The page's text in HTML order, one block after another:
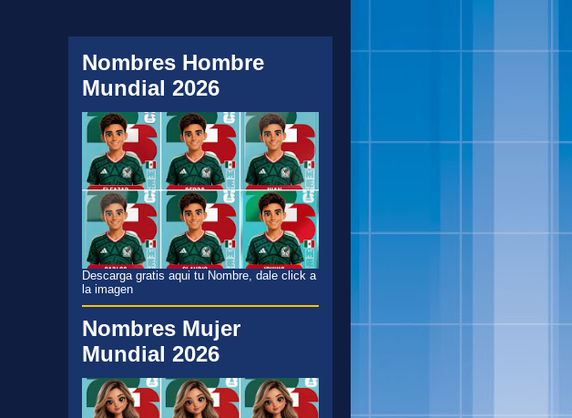
Nombres Hombre
Mundial 2026
Descarga gratis aqui tu Nombre, dale click a
la imagen
Nombres Mujer
Mundial 2026